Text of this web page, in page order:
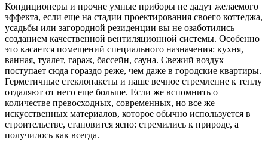
Кондиционеры и прочие умные приборы не дадут желаемого
эффекта, если еще на стадии проектирования своего коттеджа,
усадьбы или загородной резиденции вы не озаботились
созданием качественной вентиляционной системы. Особенно
это касается помещений специального назначения: кухня,
ванная, туалет, гараж, бассейн, сауна. Свежий воздух
поступает сюда гораздо реже, чем даже в городские квартиры.
Герметичные стеклопакеты и наше вечное стремление к теплу
отдаляют от него еще больше. Если же вспомнить о
количестве превосходных, современных, но все же
искусственных материалов, которое обычно используется в
строительстве, становится ясно: стремились к природе, а
получилось как всегда.